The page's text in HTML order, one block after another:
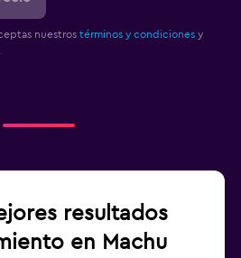
nuestros términos y condiciones y
resultados
en Machu